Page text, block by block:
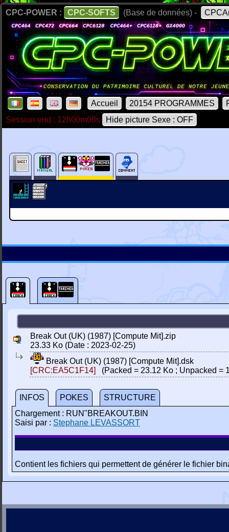
CPC-POWER : CPC-SOFTS (Base de données) -
Accueil 20154 PROGRAMMES
Session end : 12h00m00s
Hide picture Sexe : OFF
Break Out (UK) (1987) [Compute Mit].zip
23.33 Ko (Date : 2023-02-25)
Break Out (UK) (1987) [Compute Mit].dsk
[CRC:EA5C1F14]
(Packed = 23.12 Ko ; Unpacked =
INFOS POKES
STRUCTURE
Chargement : RUN"BREAKOUT.BIN
Saisi par : Stephane LEVASSORT
Contient les fichiers qui permettent de générer le fichier